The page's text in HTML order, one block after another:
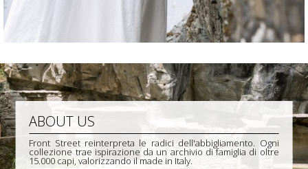
ABOUT US
Front Street reinterpreta le radici dell'abbigliamento. Ogni
collezione trae ispirazione da un archivio di famiglia di oltre
15.000 capi, valorizzando il made in Italy.